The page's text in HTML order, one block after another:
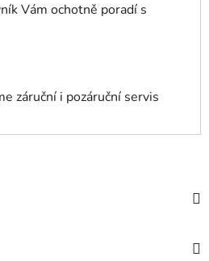
Vám ochotně poradí s
záruční i pozáruční servis